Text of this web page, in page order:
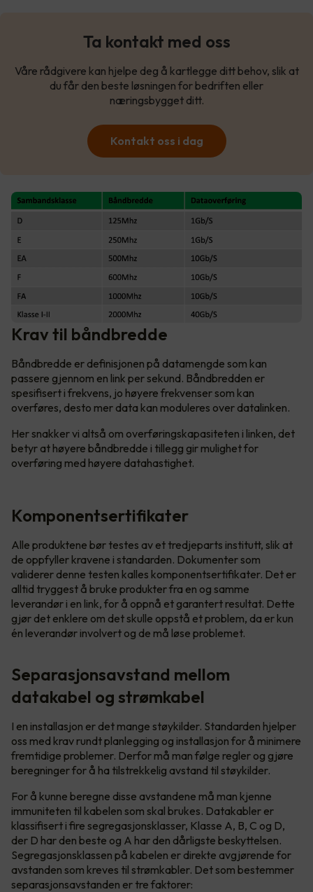
Ta kontakt med oss
Våre rådgivere kan hjelpe deg å kartlegge ditt behov, slik at
du får den beste løsningen for bedriften eller
næringsbygget ditt.
Kontakt oss i dag
Krav til båndbredde
Båndbredde er definisjonen på datamengde som kan
passere gjennom en link per sekund. Båndbredden er
spesifisert i frekvens, jo høyere frekvenser som kan
overføres, desto mer data kan moduleres over datalinken.
Her snakker vi altså om overføringskapasiteten i linken, det
betyr at høyere båndbredde i tillegg gir mulighet for
overføring med høyere datahastighet.
Komponentsertifikater
Alle produktene bør testes av et tredjeparts institutt, slik at
de oppfyller kravene i standarden. Dokumenter som
validerer denne testen kalles komponentsertifikater. Det er
alltid tryggest å bruke produkter fra en og samme
leverandør i en link, for å oppnå et garantert resultat. Dette
gjør det enklere om det skulle oppstå et problem, da er kun
én leverandør involvert og de må løse problemet.
Separasjonsavstand mellom
datakabel og strømkabel
I en installasjon er det mange støykilder. Standarden hjelper
oss med krav rundt planlegging og installasjon for å minimere
fremtidige problemer. Derfor må man følge regler og gjøre
beregninger for å ha tilstrekkelig avstand til støykilder.
For å kunne beregne disse avstandene må man kjenne
immuniteten til kabelen som skal brukes. Datakabler er
klassifisert i fire segregasjonsklasser, Klasse A, B, C og D,
der D har den beste og A har den dårligste beskyttelsen.
Segregasjonsklassen på kabelen er direkte avgjørende for
avstanden som kreves til strømkabler. Det som bestemmer
separasjonsavstanden er tre faktorer: